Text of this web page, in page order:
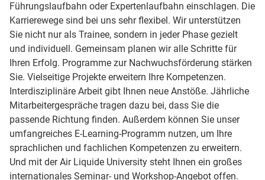
Führungslaufbahn oder Expertenlaufbahn einschlagen. Die
Karrierewege sind bei uns sehr flexibel. Wir unterstützen
Sie nicht nur als Trainee, sondern in jeder Phase gezielt
und individuell. Gemeinsam planen wir alle Schritte für
Ihren Erfolg. Programme zur Nachwuchsförderung stärken
Sie. Vielseitige Projekte erweitern Ihre Kompetenzen.
Interdisziplinäre Arbeit gibt Ihnen neue Anstöße. Jährliche
Mitarbeitergespräche tragen dazu bei, dass Sie die
passende Richtung finden. Außerdem können Sie unser
umfangreiches E-Learning-Programm nutzen, um Ihre
sprachlichen und fachlichen Kompetenzen zu erweitern.
Und mit der Air Liquide University steht Ihnen ein großes
internationales Seminar- und Workshop-Angebot offen.